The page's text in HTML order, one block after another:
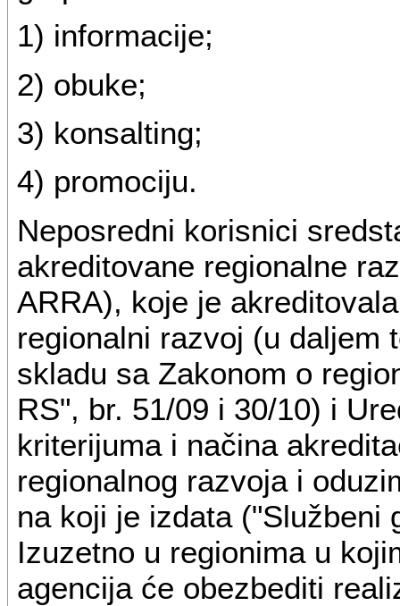
1) informacije;
2) obuke;
3) konsalting;
4) promociju.
Neposredni korisnici
akreditovane regionalne
ARRA), koje je
regionalni razvoj (u daljem
skladu sa Zakonom o
RS", br. 51/09 i 30/10) i
kriterijuma i načina
regionalnog razvoja i
na koji je izdata ("Službeni
Izuzetno u regionima u
agencija će obezbediti